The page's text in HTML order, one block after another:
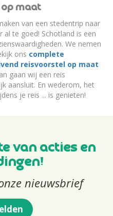
op maat
van een stedentrip naar
al te goed! Schotland is een
We nemen
ons complete
reisvoorstel op maat
gaan wij een reis
aansluit. En wederom, het
je reis ... is genieten!
van acties en
nieuwsbrief